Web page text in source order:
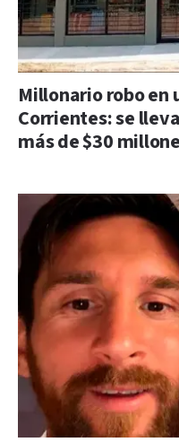
Millonario robo en
Corrientes: se
más de $30